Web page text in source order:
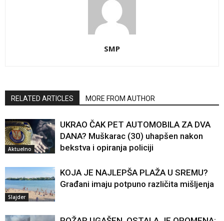
SMP
RELATED ARTICLES MORE FROM AUTHOR
Aktuelno
UKRAO ČAK PET AUTOMOBILA ZA DVA
DANA? Muškarac (30) uhapšen nakon
bekstva i opiranja policiji
Slajder
KOJA JE NAJLEPŠA PLAŽA U SREMU?
Građani imaju potpuno različita mišljenja